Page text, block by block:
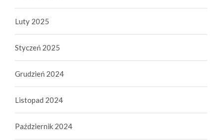
Luty 2025
Styczeń 2025
Grudzień 2024
Listopad 2024
Październik 2024